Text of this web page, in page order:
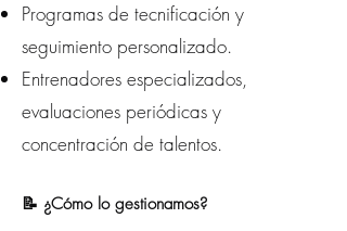
Programas de tecnificación y
seguimiento personalizado.
Entrenadores especializados,
evaluaciones periódicas y
concentración de talentos.
📝 ¿Cómo lo gestionamos?